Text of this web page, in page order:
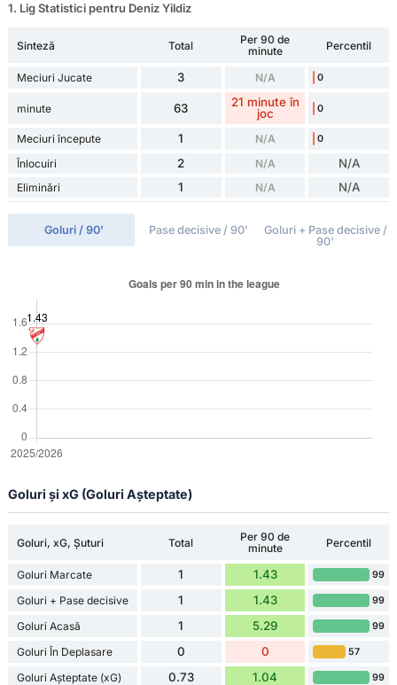
1. Lig Statistici pentru Deniz Yildiz
Sinteză Total
Per 90 de
minute
Percentil
Meciuri Jucate 3 N/A 0
minute 63
21 minute în
joc
0
Meciuri începute 1 N/A 0
Înlocuiri 2 N/A N/A
Eliminări 1 N/A N/A
Goluri / 90' Pase decisive / 90'
Goluri + Pase decisive /
90'
Goluri și xG (Goluri Așteptate)
Goluri, xG, Șuturi Total
Per 90 de
minute
Percentil
Goluri Marcate 1 1.43 99
Goluri + Pase decisive 1 1.43 99
Goluri Acasă 1 5.29 99
Goluri În Deplasare 0 0 57
Goluri Așteptate (xG) 0.73 1.04 99